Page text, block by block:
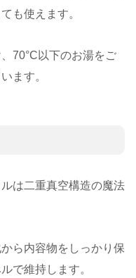
も使えます。
70°C以下のお湯をご
ます。
は二重真空構造の魔法
ら内容物をしっかり保
で維持します。